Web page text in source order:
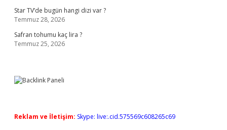
Star TV’de bugün hangi dizi var ?
Temmuz 28, 2026
Safran tohumu kaç lira ?
Temmuz 25, 2026
Reklam ve İletişim: Skype: live:.cid.575569c608265c69